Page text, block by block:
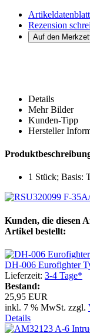
Rezension
Details
Mehr Bilder
Kunden-Tipp
Hersteller
1 Stück; Basis:
Kunden, die diesen
Artikel bestellt:
DH-006 Eurofighter
Lieferzeit: 3-4 Tage*
Bestand:
25,95 EUR
inkl. 7 % MwSt. zzgl.
Details